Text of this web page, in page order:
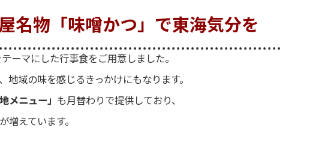
名物「味噌かつ」で東海気分を
テーマにした行事食をご用意しました。
域の味を感じるきっかけにもなります。
メニュー」 も月替わりで提供しており、
増えています。